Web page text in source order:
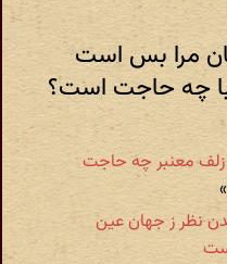
مرا بس است
چه حاجت است؟
ترا به زلف معنبر چه حاجت
»
پوشیدن نظر ز جهان عین